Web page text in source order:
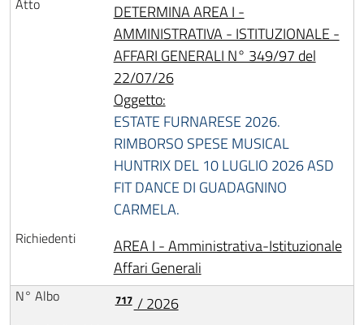
DETERMINA AREA I -
AMMINISTRATIVA - ISTITUZIONALE -
AFFARI GENERALI N° 349/97 del
22/07/26
Oggetto:
ESTATE FURNARESE 2026.
RIMBORSO SPESE MUSICAL
HUNTRIX DEL 10 LUGLIO 2026 ASD
FIT DANCE DI GUADAGNINO
CARMELA.
AREA I - Amministrativa-Istituzionale
Affari Generali
717 / 2026